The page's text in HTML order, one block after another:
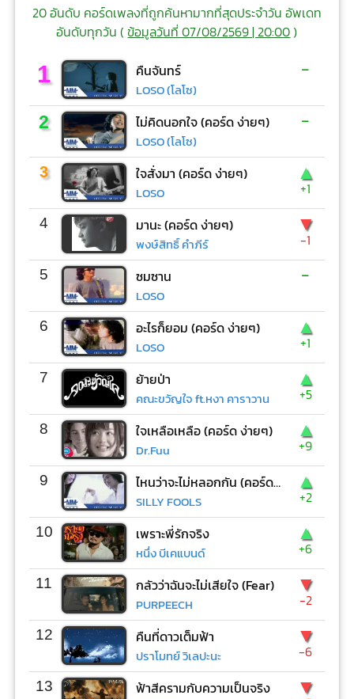
20 อันดับ คอร์ดเพลงที่ถูกค้นหามากที่สุดประจำวัน อัพเดท
อันดับทุกวัน (ข้อมูลวันที่ 07/08/2569 | 20:00)
1 คืนจันทร์
LOSO (โลโซ)
-
2 ไม่คิดนอกใจ (คอร์ด ง่ายๆ)
LOSO (โลโซ)
-
3 ใจสั่งมา (คอร์ด ง่ายๆ)
LOSO
▲
+1
4 มานะ (คอร์ด ง่ายๆ)
พงษ์สิทธิ์ คำภีร์
▼
-1
5 ซมซาน
LOSO
-
6 อะไรก็ยอม (คอร์ด ง่ายๆ)
LOSO
▲
+1
7 ย้ายป่า
คณะขวัญใจ ft.หงา คาราวาน
▲
+5
8 ใจเหลือเหลือ (คอร์ด ง่ายๆ)
Dr.Fuu
▲
+9
9 ไหนว่าจะไม่หลอกกัน (คอร์ด ง่ายๆ)
SILLY FOOLS
▲
+2
10 เพราะพี่รักจริง
หนึ่ง บีเคแบนด์
▲
+6
11 กลัวว่าฉันจะไม่เสียใจ (Fear)
PURPEECH
▼
-2
12 คืนที่ดาวเต็มฟ้า
ปราโมทย์ วิเลปะนะ
▼
-6
13 ฟ้าสีครามกับความเป็นจริง ▼